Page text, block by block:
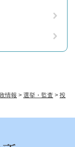
情報 > 選挙・監査 > 投